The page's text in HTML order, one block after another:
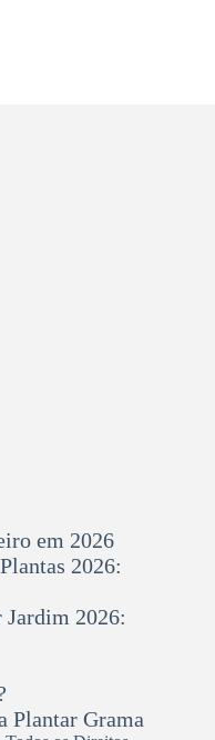
em 2026
2026:
2026:
Plantar Grama